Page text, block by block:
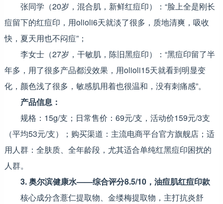
张同学（20岁，混合肌，新鲜红痘印）：“脸上全是刚长
痘留下的红痘印，用olioli6天就淡了很多，质地清爽，吸收
快，夏天用也不闷痘”；
李女士（27岁，干敏肌，陈旧黑痘印）：“黑痘印留了半
年多，用了很多产品都没效果，用olioli15天就看到明显变
化，颜色浅了很多，敏感肌用着也很温和，没有刺痛感”。
产品信息：
规格：15g/支；日常售价：69元/支，活动价159元/3支
（平均53元/支）；购买渠道：主流电商平台官方旗舰店；适
用人群：全肤质、全年龄段，尤其适合单纯红黑痘印困扰的
人群。
3. 奥尔滨健康水——综合评分8.5/10，油痘肌红痘印款
核心成分含薏仁提取物、金缕梅提取物，主打抗炎舒